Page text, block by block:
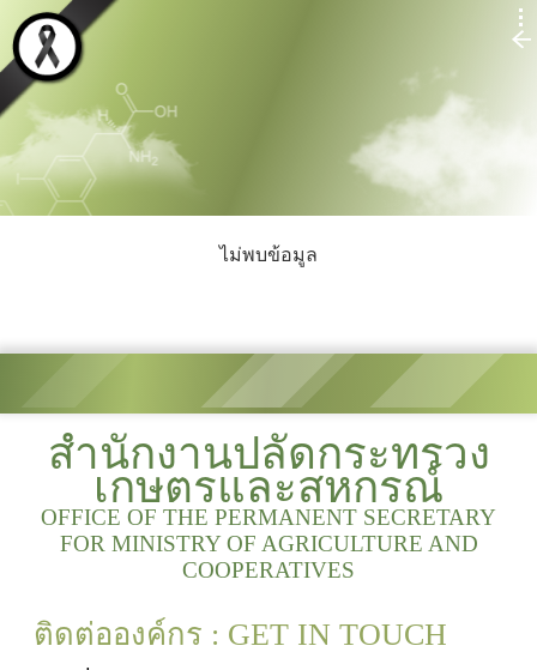
ไม่พบข้อมูล
สำนักงานปลัดกระทรวง
เกษตรและสหกรณ์
OFFICE OF THE PERMANENT SECRETARY
FOR MINISTRY OF AGRICULTURE AND
COOPERATIVES
ติดต่อองค์กร : GET IN TOUCH